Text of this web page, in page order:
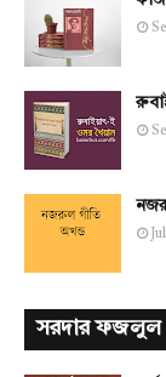
সরদার ফজলুল